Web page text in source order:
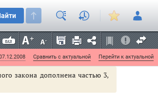
Сравнить с актуальной Перейти к актуальной
традиционной хозяйственной
Российской Федерации без
(вылов) водных биоресурсов,
водных биоресурсов.
закона дополнена частью 3,